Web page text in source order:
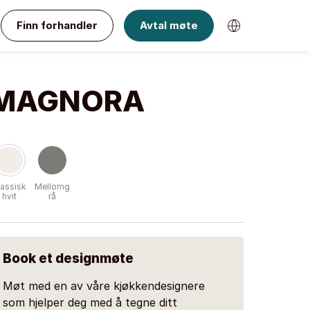
Finn forhandler Avtal møte
hvit
Mellomg
rå
Book et designmøte
Møt med en av våre kjøkkendesignere
som hjelper deg med å tegne ditt